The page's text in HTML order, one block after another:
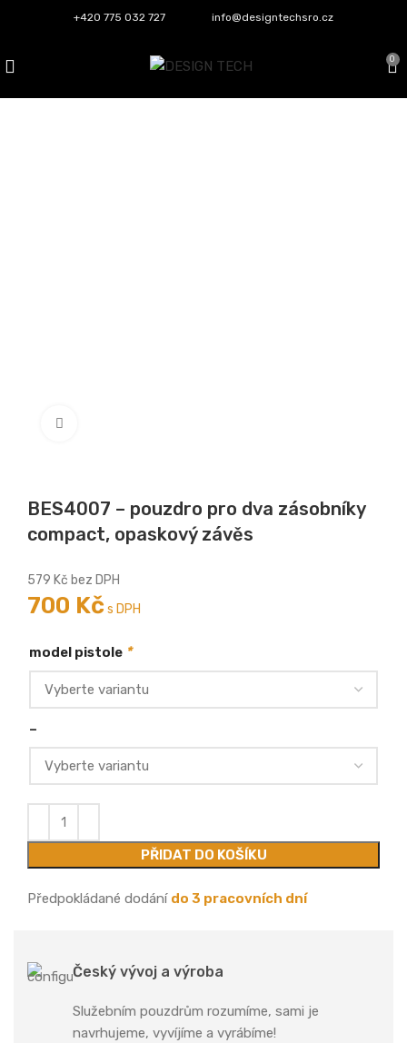
+420 775 032 727 info@designtechsro.cz
0
BES4007 – pouzdro pro dva zásobníky
compact, opaskový závěs
579 Kč bez DPH
700 Kč s DPH
model pistole *
–
PŘIDAT DO KOŠÍKU
Předpokládané dodání do 3 pracovních dní
Český vývoj a výroba
Služebním pouzdrům rozumíme, sami je
navrhujeme, vyvíjíme a vyrábíme!